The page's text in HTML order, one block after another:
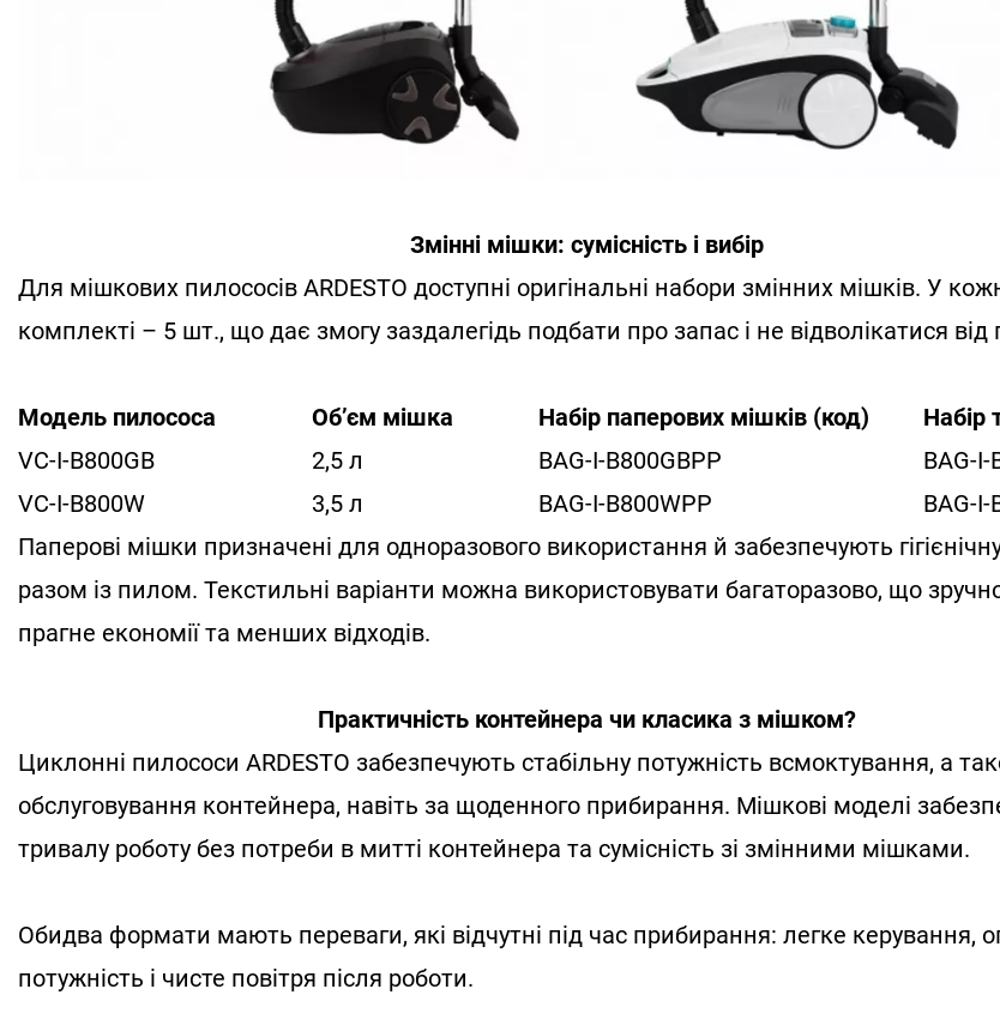
Змінні мішки: сумісність і вибір
Для мішкових пилососів ARDESTO доступні оригінальні набори змінних мішків. У
комплекті – 5 шт., що дає змогу заздалегідь подбати про запас і не відволікатися
Модель пилососа Об’єм мішка Набір паперових мішків (код)
Набір
VC-I-B800GB
2,5 л BAG-I-B800GBPP
BAG-I-
VC-I-B800W
3,5 л BAG-I-B800WPP
BAG-I-
Паперові мішки призначені для одноразового використання й забезпечують
разом із пилом. Текстильні варіанти можна використовувати багаторазово, що
прагне економії та менших відходів.
Практичність контейнера чи класика з мішком?
Циклонні пилососи ARDESTO забезпечують стабільну потужність всмоктування, а
обслуговування контейнера, навіть за щоденного прибирання. Мішкові моделі
тривалу роботу без потреби в митті контейнера та сумісність зі змінними мішками.
Обидва формати мають переваги, які відчутні під час прибирання: легке керування,
потужність і чисте повітря після роботи.